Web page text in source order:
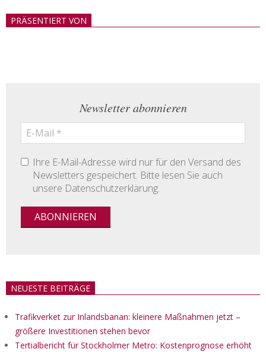
21
PRÄSENTIERT VON
Newsletter abonnieren
Ihre E-Mail-Adresse wird nur für den Versand des
Newsletters gespeichert. Bitte lesen Sie auch
unsere Datenschutzerklärung.
NEUESTE BEITRÄGE
Trafikverket zur Inlandsbanan: kleinere Maßnahmen jetzt –
größere Investitionen stehen bevor
Tertialbericht für Stockholmer Metro: Kostenprognose erhöht